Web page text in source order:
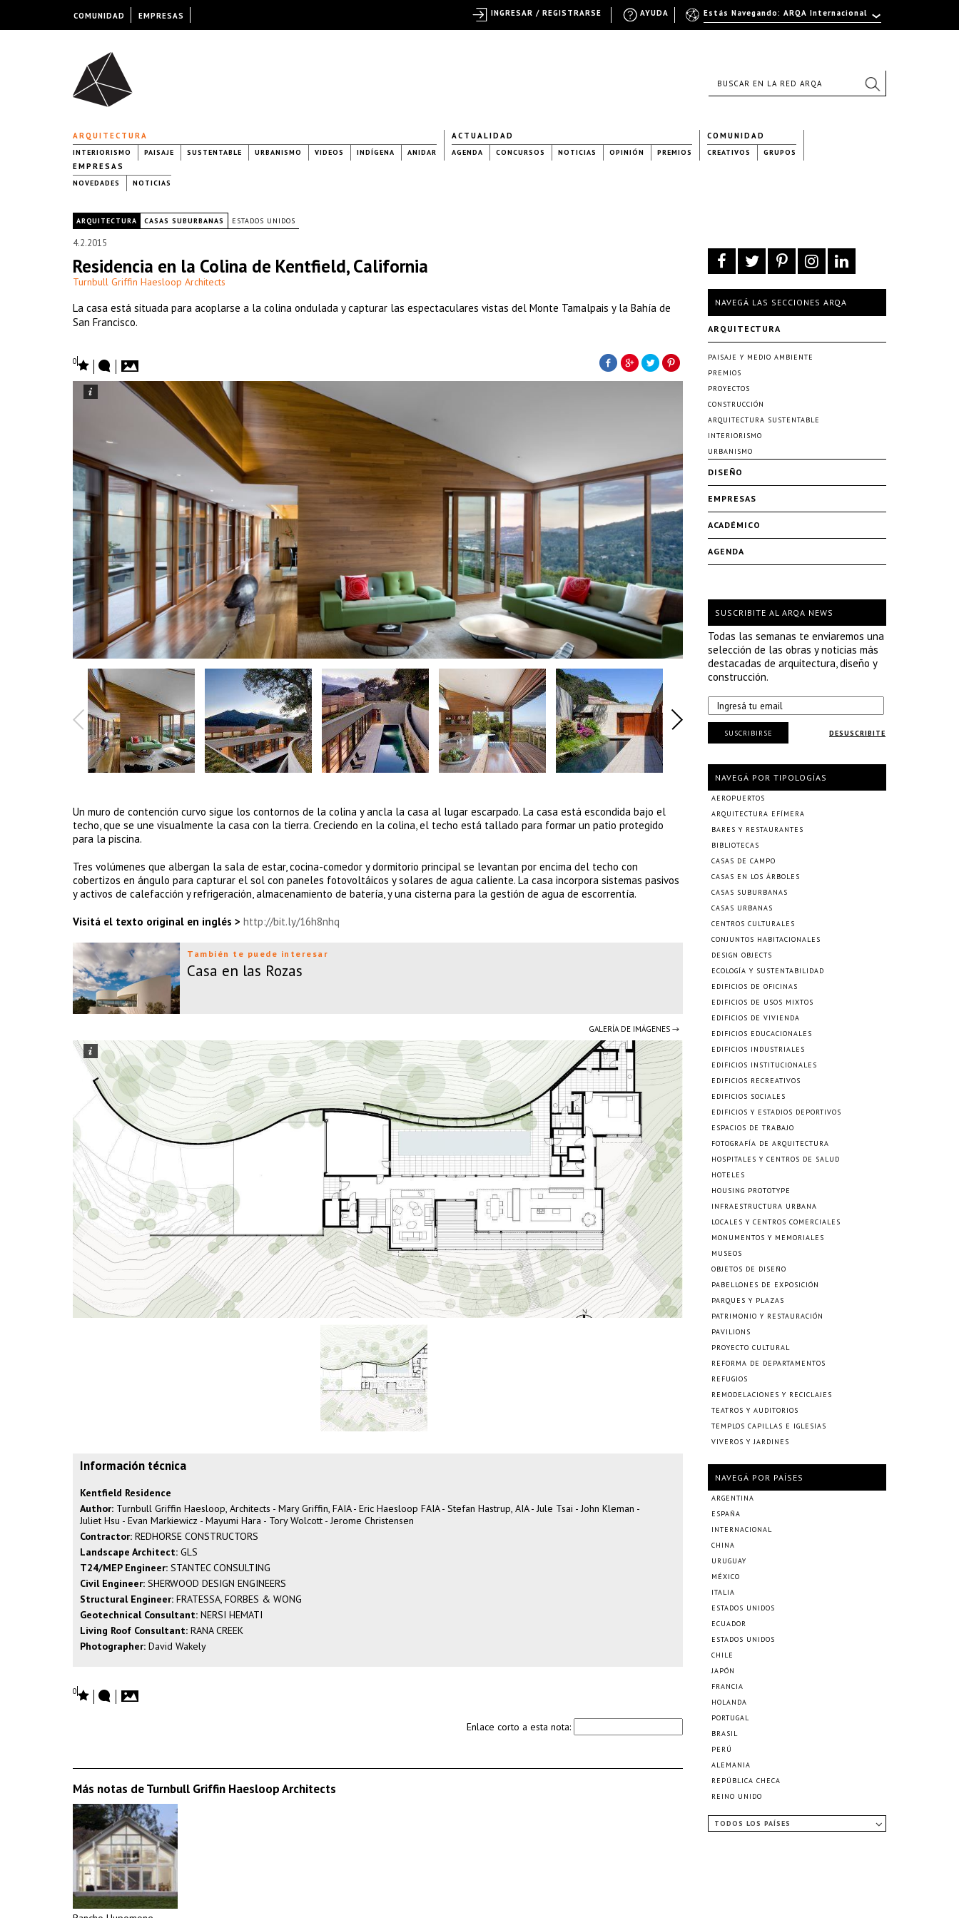
ARQUITECTURA
INTERIORISMO PAISAJE SUSTENTABLE URBANISMO VIDEOS INDÍGENA ANIDAR
ACTUALIDAD
AGENDA CONCURSOS NOTICIAS OPINIÓN PREMIOS
COMUNIDAD
CREATIVOS GRUPOS
EMPRESAS
NOVEDADES NOTICIAS
ARQUITECTURA CASAS SUBURBANAS ESTADOS UNIDOS
4.2.2015
Residencia en la Colina de Kentfield, California
Turnbull Griffin Haesloop Architects
La casa está situada para acoplarse a la colina ondulada y capturar las espectaculares vistas del Monte Tamalpais y la Bahía de
San Francisco.
0
Un muro de contención curvo sigue los contornos de la colina y ancla la casa al lugar escarpado. La casa está escondida bajo el
techo, que se une visualmente la casa con la tierra. Creciendo en la colina, el techo está tallado para formar un patio protegido
para la piscina.
Tres volúmenes que albergan la sala de estar, cocina-comedor y dormitorio principal se levantan por encima del techo con
cobertizos en ángulo para capturar el sol con paneles fotovoltáicos y solares de agua caliente. La casa incorpora sistemas pasivos
y activos de calefacción y refrigeración, almacenamiento de batería, y una cisterna para la gestión de agua de escorrentía.
Visitá el texto original en inglés > http://bit.ly/16h8nhq
También te puede interesar
Casa en las Rozas
GALERÍA DE IMÁGENES →
Información técnica
Kentfield Residence
Author: Turnbull Griffin Haesloop, Architects - Mary Griffin, FAIA - Eric Haesloop FAIA - Stefan Hastrup, AIA - Jule Tsai - John Kleman -
Juliet Hsu - Evan Markiewicz - Mayumi Hara - Tory Wolcott - Jerome Christensen
Contractor: REDHORSE CONSTRUCTORS
Landscape Architect: GLS
T24/MEP Engineer: STANTEC CONSULTING
Civil Engineer: SHERWOOD DESIGN ENGINEERS
Structural Engineer: FRATESSA, FORBES & WONG
Geotechnical Consultant: NERSI HEMATI
Living Roof Consultant: RANA CREEK
Photographer: David Wakely
0
Enlace corto a esta nota:
Más notas de Turnbull Griffin Haesloop Architects
NAVEGÁ LAS SECCIONES ARQA
ARQUITECTURA
PAISAJE Y MEDIO AMBIENTE
PREMIOS
PROYECTOS
CONSTRUCCIÓN
ARQUITECTURA SUSTENTABLE
INTERIORISMO
URBANISMO
DISEÑO
EMPRESAS
ACADÉMICO
AGENDA
SUSCRIBITE AL ARQA NEWS
Todas las semanas te enviaremos una
selección de las obras y noticias más
destacadas de arquitectura, diseño y
construcción.
DESUSCRIBITE
SUSCRIBIRSE
NAVEGÁ POR TIPOLOGÍAS
AEROPUERTOS
ARQUITECTURA EFÍMERA
BARES Y RESTAURANTES
BIBLIOTECAS
CASAS DE CAMPO
CASAS EN LOS ÁRBOLES
CASAS SUBURBANAS
CASAS URBANAS
CENTROS CULTURALES
CONJUNTOS HABITACIONALES
DESIGN OBJECTS
ECOLOGÍA Y SUSTENTABILIDAD
EDIFICIOS DE OFICINAS
EDIFICIOS DE USOS MIXTOS
EDIFICIOS DE VIVIENDA
EDIFICIOS EDUCACIONALES
EDIFICIOS INDUSTRIALES
EDIFICIOS INSTITUCIONALES
EDIFICIOS RECREATIVOS
EDIFICIOS SOCIALES
EDIFICIOS Y ESTADIOS DEPORTIVOS
ESPACIOS DE TRABAJO
FOTOGRAFÍA DE ARQUITECTURA
HOSPITALES Y CENTROS DE SALUD
HOTELES
HOUSING PROTOTYPE
INFRAESTRUCTURA URBANA
LOCALES Y CENTROS COMERCIALES
MONUMENTOS Y MEMORIALES
MUSEOS
OBJETOS DE DISEÑO
PABELLONES DE EXPOSICIÓN
PARQUES Y PLAZAS
PATRIMONIO Y RESTAURACIÓN
PAVILIONS
PROYECTO CULTURAL
REFORMA DE DEPARTAMENTOS
REFUGIOS
REMODELACIONES Y RECICLAJES
TEATROS Y AUDITORIOS
TEMPLOS CAPILLAS E IGLESIAS
VIVEROS Y JARDINES
NAVEGÁ POR PAÍSES
ARGENTINA
ESPAÑA
INTERNACIONAL
CHINA
URUGUAY
MÉXICO
ITALIA
ESTADOS UNIDOS
ECUADOR
ESTADOS UNIDOS
CHILE
JAPÓN
FRANCIA
HOLANDA
PORTUGAL
BRASIL
PERÚ
ALEMANIA
REPÚBLICA CHECA
REINO UNIDO
TODOS LOS PAÍSES
COMUNIDAD EMPRESAS Estás Navegando: ARQA Internacional
AYUDA
INGRESAR / REGISTRARSE